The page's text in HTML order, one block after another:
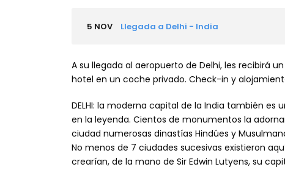
5 NOV Llegada a Delhi - India
A su llegada al aeropuerto de Delhi, les recibirá
hotel en un coche privado. Check-in y
DELHI: la moderna capital de la India también
en la leyenda. Cientos de monumentos la
ciudad numerosas dinastías Hindúes y
No menos de 7 ciudades sucesivas existieron
crearían, de la mano de Sir Edwin Lutyens, su